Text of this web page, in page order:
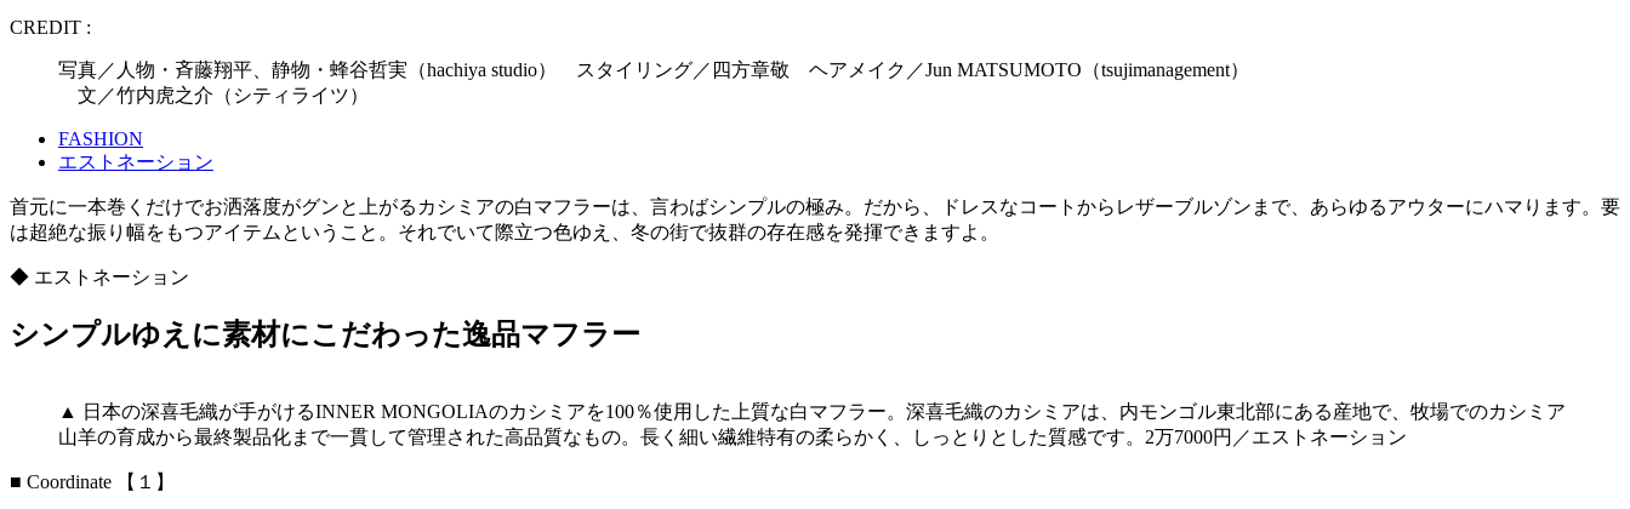
CREDIT :
写真／人物・斉藤翔平、静物・蜂谷哲実（hachiya studio） スタイリング／四方章敬 ヘアメイク／Jun MATSUMOTO（tsujimanagement）
文／竹内虎之介（シティライツ）
FASHION
エストネーション
首元に一本巻くだけでお洒落度がグンと上がるカシミアの白マフラーは、言わばシンプルの極み。だから、ドレスなコートからレザーブルゾンまで、あらゆるアウターにハマります。要
は超絶な振り幅をもつアイテムということ。それでいて際立つ色ゆえ、冬の街で抜群の存在感を発揮できますよ。
◆ エストネーション
シンプルゆえに素材にこだわった逸品マフラー
▲ 日本の深喜毛織が手がけるINNER MONGOLIAのカシミアを100％使用した上質な白マフラー。深喜毛織のカシミアは、内モンゴル東北部にある産地で、牧場でのカシミア
山羊の育成から最終製品化まで一貫して管理された高品質なもの。長く細い繊維特有の柔らかく、しっとりとした質感です。2万7000円／エストネーション
■ Coordinate 【１】